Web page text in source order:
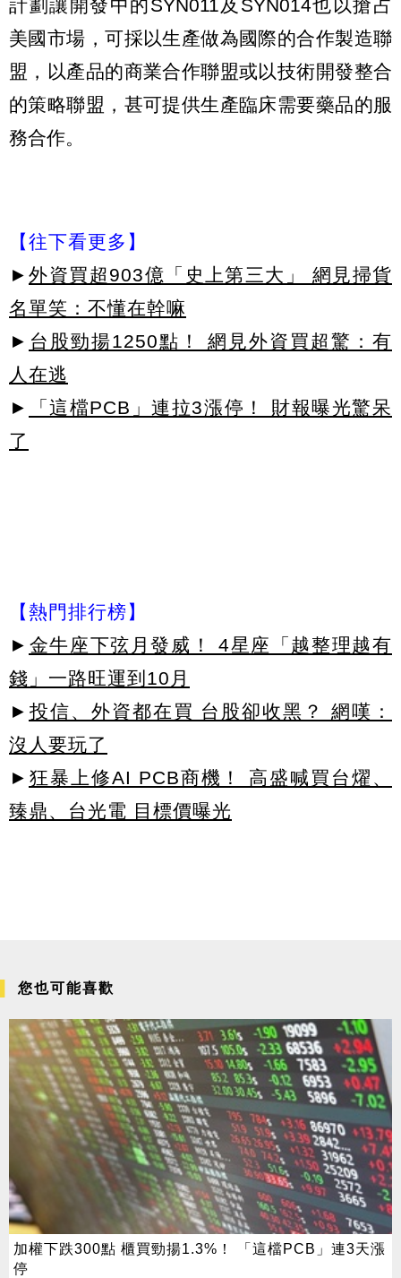
計劃讓開發中的SYN011及SYN014也以搶占
美國市場，可採以生產做為國際的合作製造聯
盟，以產品的商業合作聯盟或以技術開發整合
的策略聯盟，甚可提供生產臨床需要藥品的服
務合作。
【往下看更多】
► 外資買超903億「史上第三大」 網見掃貨
名單笑：不懂在幹嘛
► 台股勁揚1250點！ 網見外資買超驚：有
人在逃
►
「這檔PCB」連拉3漲停！ 財報曝光驚呆
了
【熱門排行榜】
► 金牛座下弦月發威！ 4星座「越整理越有
錢」一路旺運到10月
► 投信、外資都在買 台股卻收黑？ 網嘆：
沒人要玩了
► 狂暴上修AI PCB商機！ 高盛喊買台燿、
臻鼎、台光電 目標價曝光
您也可能喜歡
加權下跌300點 櫃買勁揚1.3%！ 「這檔PCB」連3天漲
停